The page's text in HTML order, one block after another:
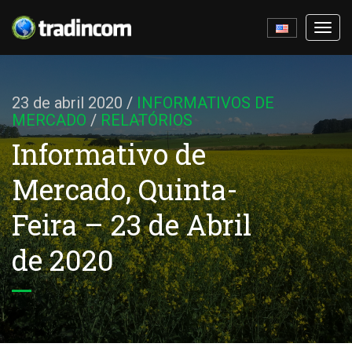
23 de abril 2020 / INFORMATIVOS DE
MERCADO / RELATÓRIOS
Informativo de
Mercado, Quinta-
Feira – 23 de Abril
de 2020